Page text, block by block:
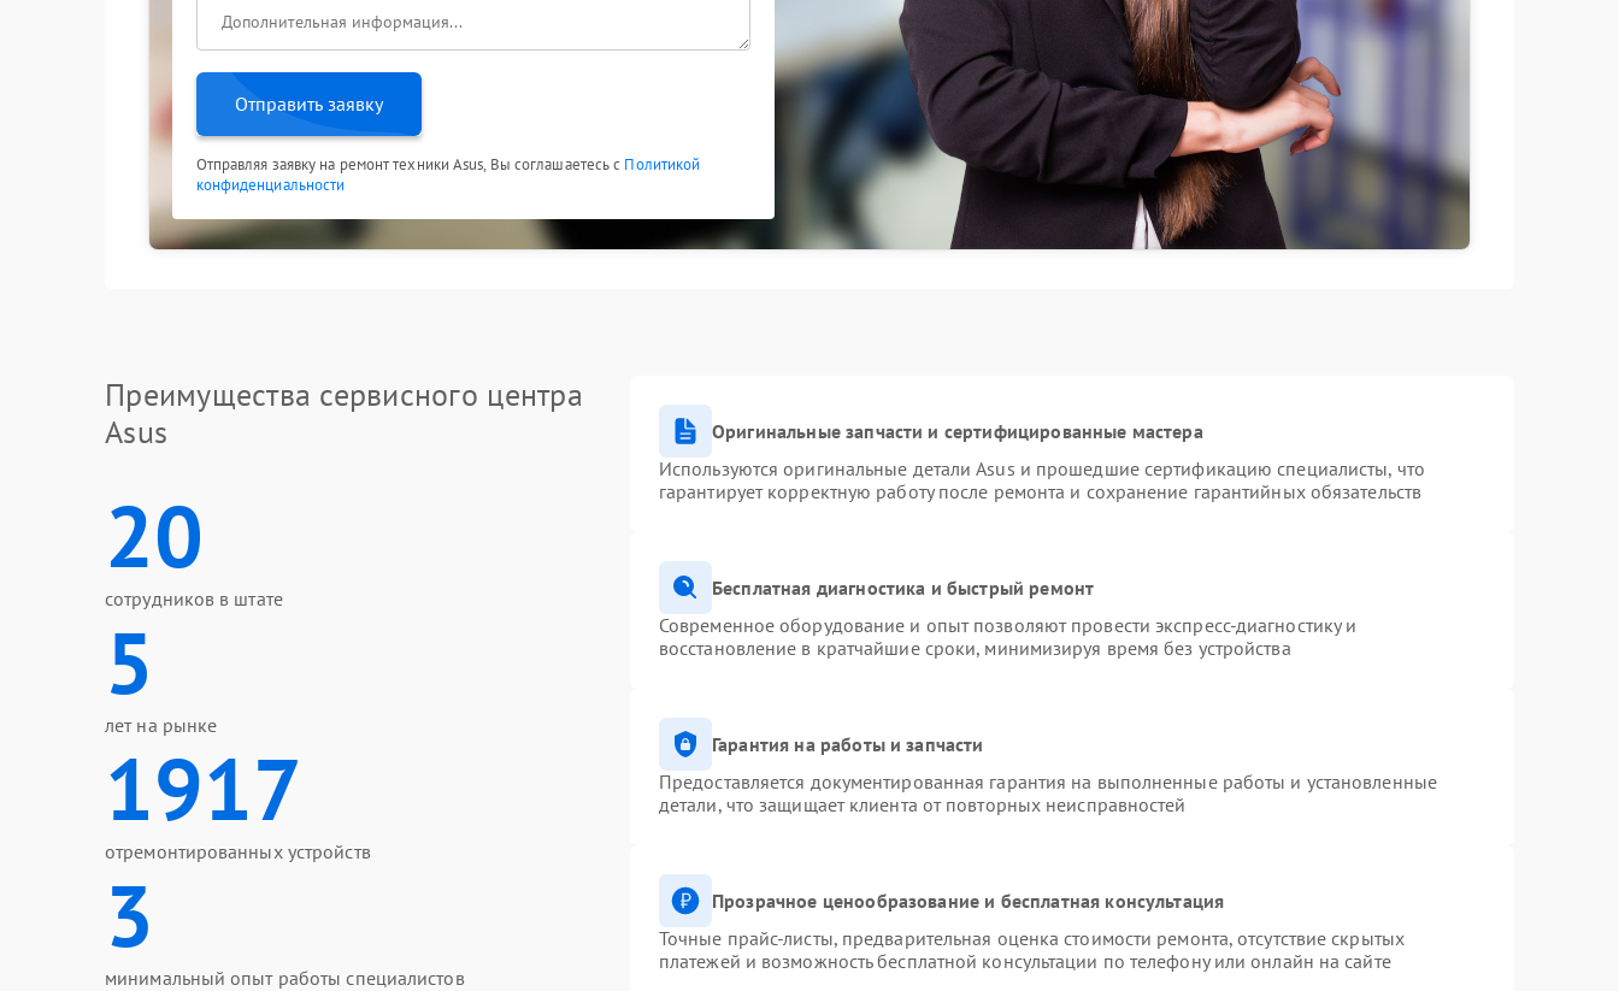
Отправить заявку
Отправляя заявку на ремонт техники Asus, Вы соглашаетесь с Политикой
конфиденциальности
Преимущества сервисного центра
Asus
20
сотрудников в штате
5
лет на рынке
1917
отремонтированных устройств
3
минимальный опыт работы специалистов
Оригинальные запчасти и сертифицированные мастера
Используются оригинальные детали Asus и прошедшие сертификацию специалисты, что
гарантирует корректную работу после ремонта и сохранение гарантийных обязательств
Бесплатная диагностика и быстрый ремонт
Современное оборудование и опыт позволяют провести экспресс-диагностику и
восстановление в кратчайшие сроки, минимизируя время без устройства
Гарантия на работы и запчасти
Предоставляется документированная гарантия на выполненные работы и установленные
детали, что защищает клиента от повторных неисправностей
Прозрачное ценообразование и бесплатная консультация
Точные прайс-листы, предварительная оценка стоимости ремонта, отсутствие скрытых
платежей и возможность бесплатной консультации по телефону или онлайн на сайте